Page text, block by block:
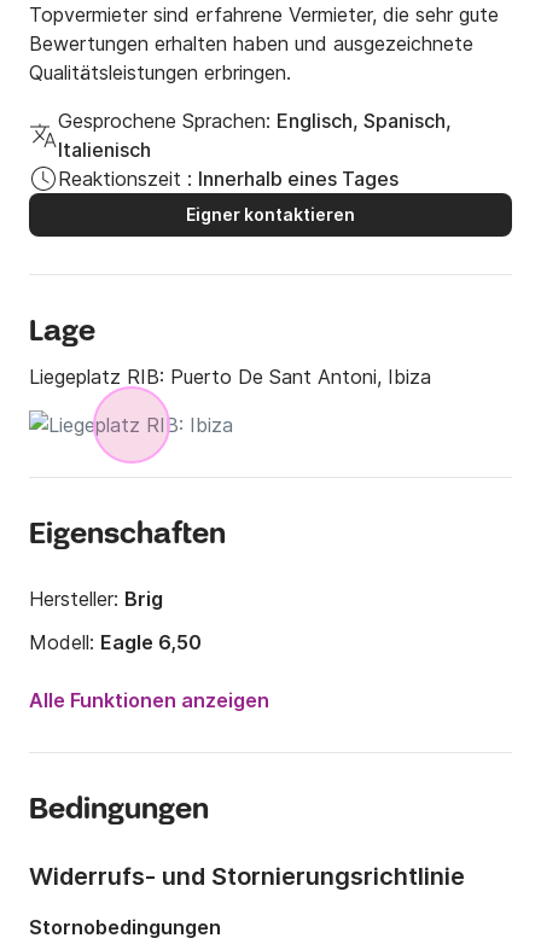
Topvermieter sind erfahrene Vermieter, die sehr gute
Bewertungen erhalten haben und ausgezeichnete
Qualitätsleistungen erbringen.
Gesprochene Sprachen: Englisch, Spanisch,
Italienisch
Reaktionszeit : Innerhalb eines Tages
Eigner kontaktieren
Lage
Liegeplatz RIB: Puerto De Sant Antoni, Ibiza
Eigenschaften
Hersteller: Brig
Modell: Eagle 6,50
Motorleistung:
Anzahl Plätze an Bord:
Alle Funktionen anzeigen
Bedingungen
Widerrufs- und Stornierungsrichtlinie
Stornobedingungen